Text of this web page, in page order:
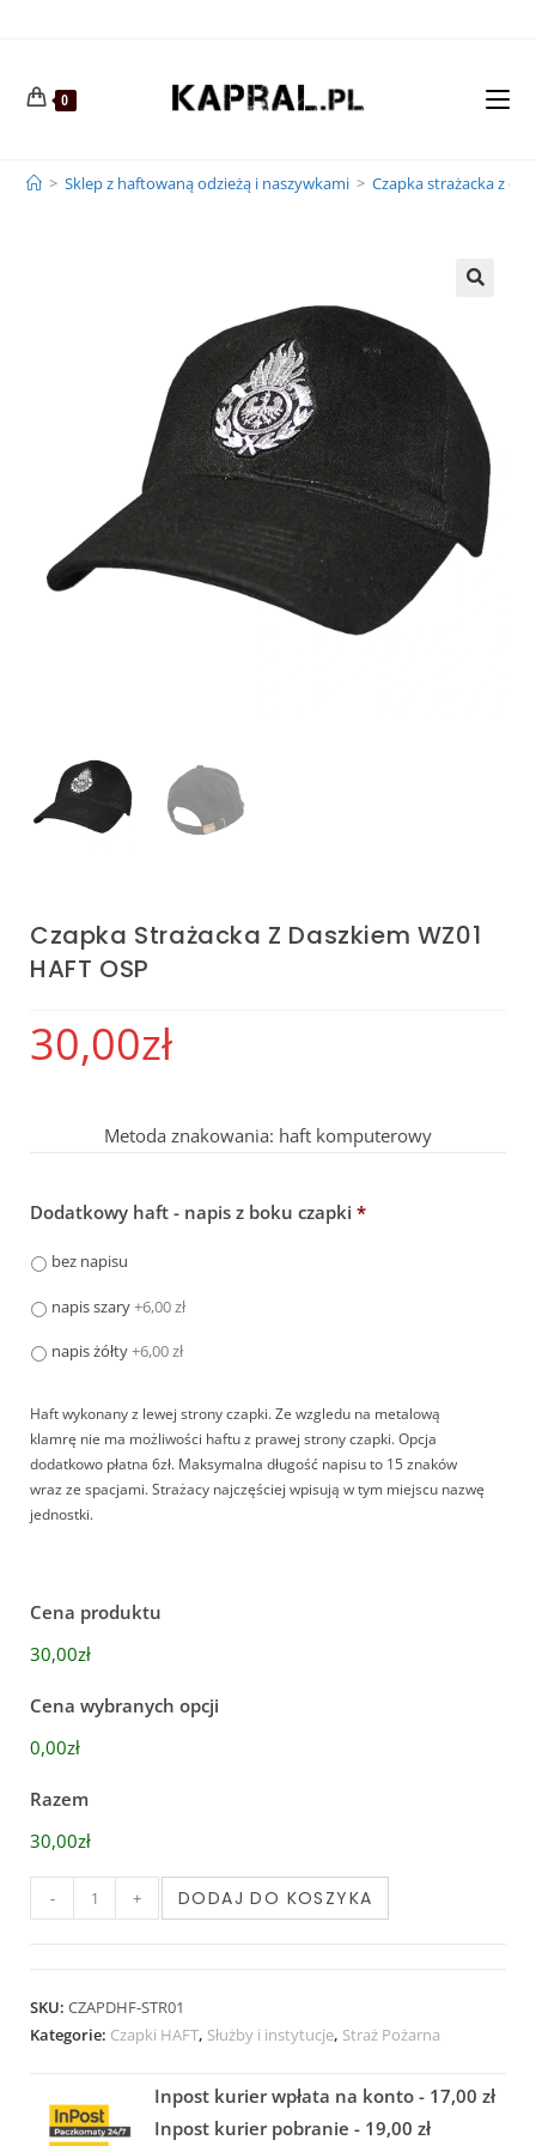
0
> Sklep z haftowaną odzieżą i naszywkami > Czapka strażacka z
Czapka Strażacka Z Daszkiem WZ01
HAFT OSP
30,00zł
Metoda znakowania: haft komputerowy
Dodatkowy haft - napis z boku czapki *
bez napisu
napis szary+6,00 zł
napis żółty+6,00 zł
Haft wykonany z lewej strony czapki. Ze wzgledu na metalową
klamrę nie ma możliwości haftu z prawej strony czapki. Opcja
dodatkowo płatna 6zł. Maksymalna długość napisu to 15 znaków
wraz ze spacjami. Strażacy najczęściej wpisują w tym miejscu nazwę
jednostki.
Cena produktu
30,00zł
Cena wybranych opcji
0,00zł
Razem
30,00zł
- + DODAJ DO KOSZYKA
SKU: CZAPDHF-STR01
Kategorie: Czapki HAFT, Służby i instytucje, Straż Pożarna
Inpost kurier wpłata na konto - 17,00 zł
Inpost kurier pobranie - 19,00 zł